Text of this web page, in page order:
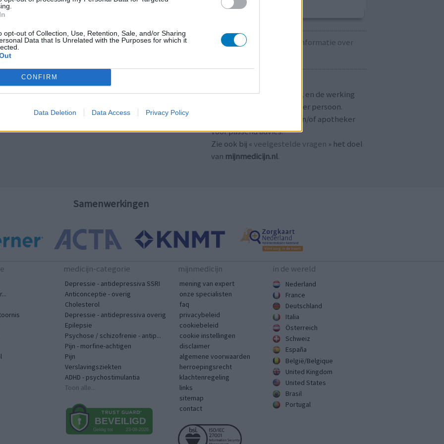
opt-out of Collection, Use, Retention, Sale, and/or Sharing
Data that Is Unrelated with the Purposes for which it
CONFIRM
Data Deletion Data Access Privacy Policy
ADHD - psychostimulantia
Antibiotica - penicillines breedspectrum
Acne
ADHD - psychostimulantia
Schildklier - hypothyroidie (traagwerkend)
Kijk hier voor informatie over
Ervaringen zijn persoonlijk en de werking
van medicijnen verschilt per persoon.
Raadpleeg altijd uw arts en/of apotheker
voor passend advies.
Zie ook bij « veelgestelde vragen » het doel
van mijnmedicijn.nl.
Samenwerkingen
medicijn-categorie
Depressie - antidepressiva SSRI
Anticonceptie - overig
Cholesterol
Depressie - antidepressiva overig
Epilepsie
Psychose / schizofrenie - antip...
Pijn - morfine-achtigen
Pijn
Verslavingsziekten
ADHD - psychostimulantia
Toon alle...
mijnmedicijn
mening van expert
onze specialisten
faq
privacybeleid
cookiebeleid
cookie instellingen
disclaimer
algemene voorwaarden
herroepingsrecht
klachtenregeling
links
sitemap
contact
in de wereld
Nederland
France
Deutschland
Italia
Österreich
Schweiz
España
België/Belgique
United Kingdom
United States
Brasil
Portugal